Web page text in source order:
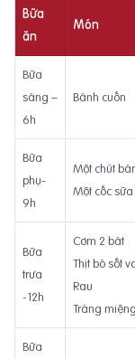
Bữa
ăn
Món
Bữa
sáng –
6h
Bánh cuốn
Bữa
phụ-
9h
Một chút
Một cốc
Bữa
trưa
-12h
Cơm 2 bát
Thịt bò sốt
Rau
Tráng
Bữa